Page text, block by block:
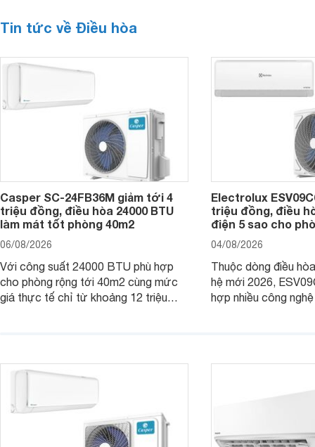
Tin tức về Điều hòa
Casper SC-24FB36M giảm tới 4
triệu đồng, điều hòa 24000 BTU
làm mát tốt phòng 40m2
06/08/2026
Với công suất 24000 BTU phù hợp
cho phòng rộng tới 40m2 cùng mức
giá thực tế chỉ từ khoảng 12 triệu
Electrolux
triệu đồng, điều
điện 5 sao cho
04/08/2026
Thuộc dòng điều
hệ mới 2026,
hợp nhiều công